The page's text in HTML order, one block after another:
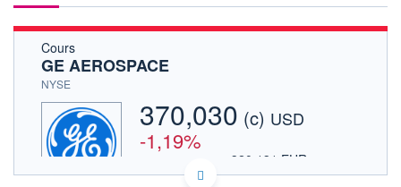
PRODUITS DE BOURSE
HISTORIQUE
Cours
GE AEROSPACE
NYSE
370,030 (c) USD
-1,19%
320,131 EUR